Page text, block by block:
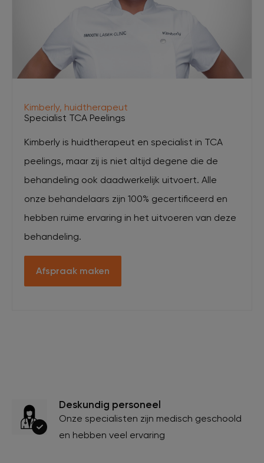
Kimberly, huidtherapeut
Specialist TCA Peelings
Kimberly is huidtherapeut en specialist in TCA
peelings, maar zij is niet altijd degene die de
behandeling ook daadwerkelijk uitvoert. Alle
onze behandelaars zijn 100% gecertificeerd en
hebben ruime ervaring in het uitvoeren van deze
behandeling.
Afspraak maken
Deskundig personeel
Onze specialisten zijn medisch geschoold
en hebben veel ervaring